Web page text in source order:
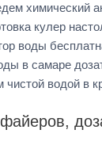
химический
кулер
воды
в самаре
водой в